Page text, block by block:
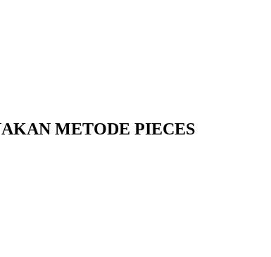
METODE PIECES